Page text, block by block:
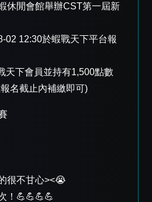
休閒會館舉辦CST第一屆新
02 12:30於蝦戰天下平台報
天下會員並持有1,500點數
名截止內補繳即可)
很不甘心><😭
！💪💪💪💪